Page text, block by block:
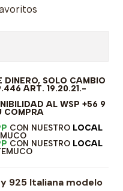
DINERO, SOLO CAMBIO
ART. 19.20.21.-
AL WSP +56 9
COMPRA
CON NUESTRO LOCAL
CON NUESTRO LOCAL
925 Italiana modelo